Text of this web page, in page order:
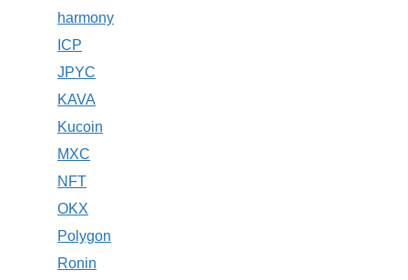
harmony
ICP
JPYC
KAVA
Kucoin
MXC
NFT
OKX
Polygon
Ronin